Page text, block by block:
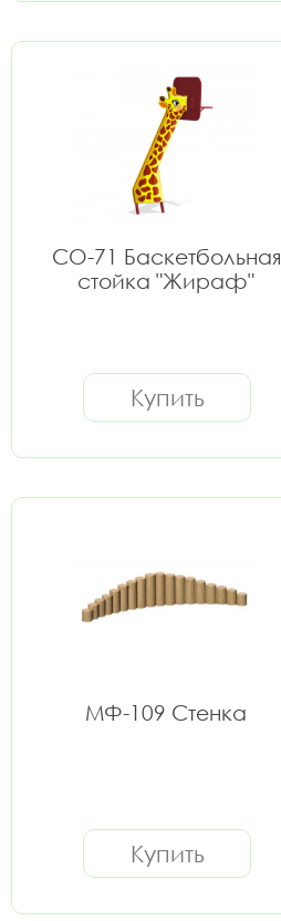
СО-71 Баскетбольная
стойка "Жираф"
Купить
МФ-109 Стенка
Купить